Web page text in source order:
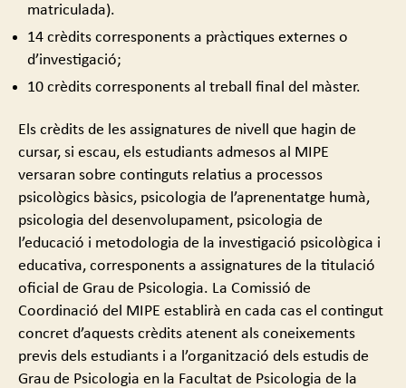
matriculada).
14 crèdits corresponents a pràctiques externes o
d’investigació;
10 crèdits corresponents al treball final del màster.
Els crèdits de les assignatures de nivell que hagin de
cursar, si escau, els estudiants admesos al MIPE
versaran sobre continguts relatius a processos
psicològics bàsics, psicologia de l’aprenentatge humà,
psicologia del desenvolupament, psicologia de
l’educació i metodologia de la investigació psicològica i
educativa, corresponents a assignatures de la titulació
oficial de Grau de Psicologia. La Comissió de
Coordinació del MIPE establirà en cada cas el contingut
concret d’aquests crèdits atenent als coneixements
previs dels estudiants i a l’organització dels estudis de
Grau de Psicologia en la Facultat de Psicologia de la